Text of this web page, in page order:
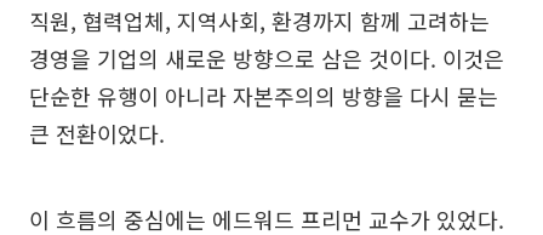
직원, 협력업체, 지역사회, 환경까지 함께 고려하는
경영을 기업의 새로운 방향으로 삼은 것이다. 이것은
단순한 유행이 아니라 자본주의의 방향을 다시 묻는
큰 전환이었다.
이 흐름의 중심에는 에드워드 프리먼 교수가 있었다.